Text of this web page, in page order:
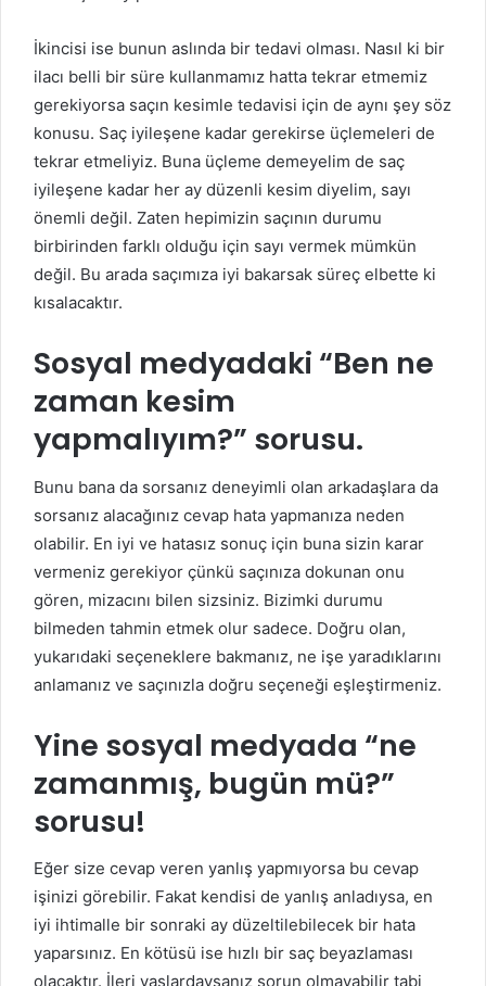
İkincisi ise bunun aslında bir tedavi olması. Nasıl ki bir
ilacı belli bir süre kullanmamız hatta tekrar etmemiz
gerekiyorsa saçın kesimle tedavisi için de aynı şey söz
konusu. Saç iyileşene kadar gerekirse üçlemeleri de
tekrar etmeliyiz. Buna üçleme demeyelim de saç
iyileşene kadar her ay düzenli kesim diyelim, sayı
önemli değil. Zaten hepimizin saçının durumu
birbirinden farklı olduğu için sayı vermek mümkün
değil. Bu arada saçımıza iyi bakarsak süreç elbette ki
kısalacaktır.
Sosyal medyadaki “Ben ne
zaman kesim
yapmalıyım?” sorusu.
Bunu bana da sorsanız deneyimli olan arkadaşlara da
sorsanız alacağınız cevap hata yapmanıza neden
olabilir. En iyi ve hatasız sonuç için buna sizin karar
vermeniz gerekiyor çünkü saçınıza dokunan onu
gören, mizacını bilen sizsiniz. Bizimki durumu
bilmeden tahmin etmek olur sadece. Doğru olan,
yukarıdaki seçeneklere bakmanız, ne işe yaradıklarını
anlamanız ve saçınızla doğru seçeneği eşleştirmeniz.
Yine sosyal medyada “ne
zamanmış, bugün mü?”
sorusu!
Eğer size cevap veren yanlış yapmıyorsa bu cevap
işinizi görebilir. Fakat kendisi de yanlış anladıysa, en
iyi ihtimalle bir sonraki ay düzeltilebilecek bir hata
yaparsınız. En kötüsü ise hızlı bir saç beyazlaması
olacaktır. İleri yaşlardaysanız sorun olmayabilir tabi